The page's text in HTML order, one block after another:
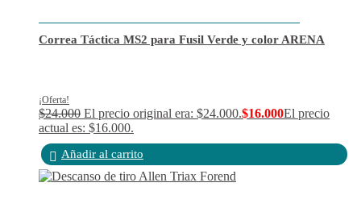
Correa Táctica MS2 para Fusil Verde y color ARENA
¡Oferta!
$24.000 El precio original era: $24.000.$16.000El precio
actual es: $16.000.
Añadir al carrito